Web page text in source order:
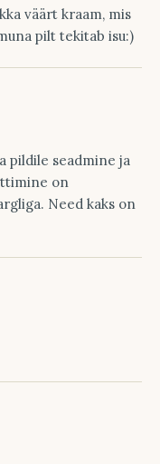
väärt kraam, mis
pilt tekitab isu:)
pildile seadmine ja
on
Need kaks on